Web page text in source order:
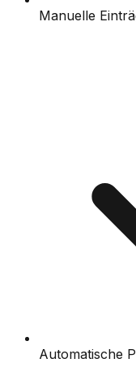
Manuelle
Automatische